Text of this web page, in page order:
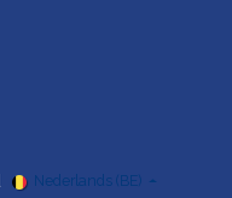
Nederlands (BE)